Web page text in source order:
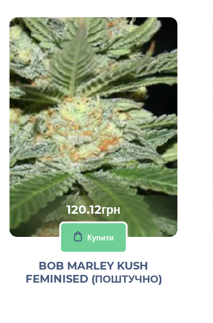
120.12грн
Купити
BOB MARLEY KUSH
FEMINISED (ПОШТУЧНО)